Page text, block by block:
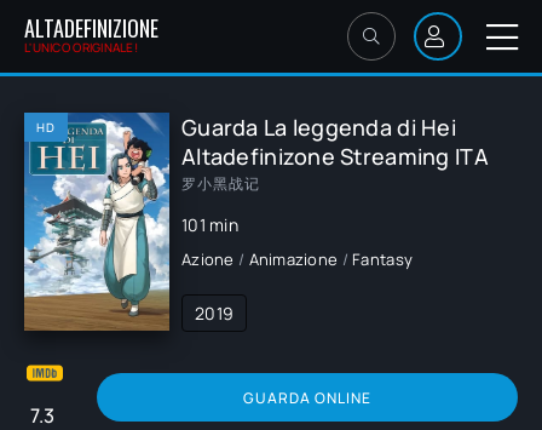
ALTADEFINIZIONE
L'UNICO ORIGINALE!
HD
Guarda La leggenda di Hei
Altadefinizone Streaming ITA
罗小黑战记
101 min
Azione / Animazione / Fantasy
2019
7.3
GUARDA ONLINE